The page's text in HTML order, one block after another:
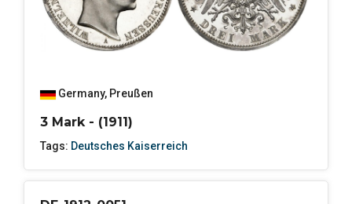
Germany, Preußen
3 Mark - (1911)
Tags: Deutsches Kaiserreich